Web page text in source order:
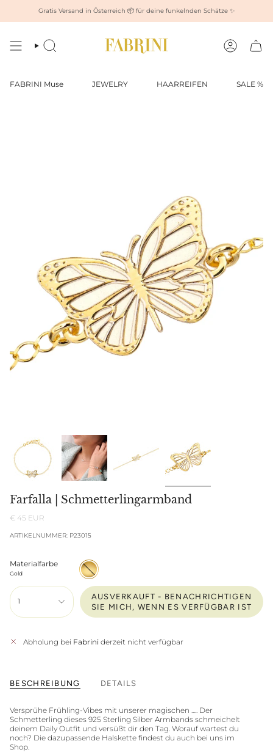
springen
Suche Konto
FABRINI Muse JEWELRY HAARREIFEN SALE %
Gratis Versand in Österreich 📦 für deine funkelnden Schätze ✨
Farfalla | Schmetterlingarmband
€ 45 EUR
ARTIKELNUMMER: P23015
Materialfarbe
Gold
Gold
1
AUSVERKAUFT - BENACHRICHTIGEN
SIE MICH, WENN ES VERFÜGBAR IST
Abholung bei Fabrini derzeit nicht verfügbar
BESCHREIBUNG DETAILS
Versprühe Frühling-Vibes mit unserer magischen ..... Der
Schmetterling dieses 925 Sterling Silber Armbands schmeichelt
deinem Daily Outfit und versüßt dir den Tag. Worauf wartest du
noch? Die dazupassende Halskette findest du auch bei uns im
Shop.